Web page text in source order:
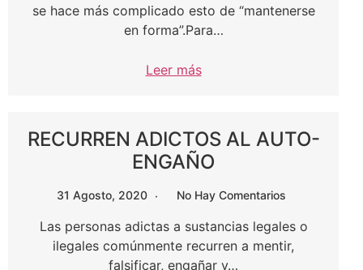
se hace más complicado esto de “mantenerse
en forma”.Para…
Leer más
RECURREN ADICTOS AL AUTO-
ENGAÑO
31 Agosto, 2020 No Hay Comentarios
Las personas adictas a sustancias legales o
ilegales comúnmente recurren a mentir,
falsificar, engañar y…